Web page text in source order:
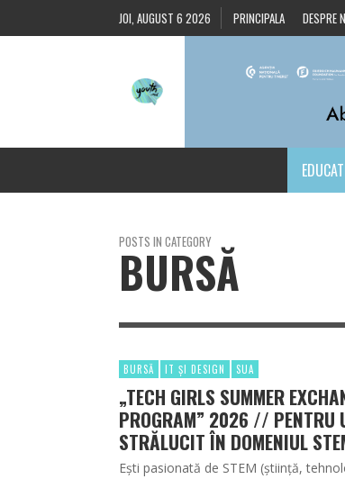
JOI, AUGUST 6 2026 PRINCIPALA DESPRE
POSTS IN CATEGORY
BURSĂ
BURSĂ IT ȘI DESIGN SUA
„TECH GIRLS SUMMER
PROGRAM” 2026 // PENTRU
STRĂLUCIT ÎN DOMENIUL
Ești pasionată de STEM (știință,